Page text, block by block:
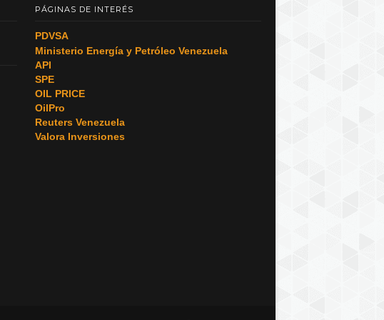
PÁGINAS DE INTERÉS
PDVSA
Ministerio Energía y Petróleo Venezuela
API
SPE
OIL PRICE
OilPro
Reuters Venezuela
Valora Inversiones